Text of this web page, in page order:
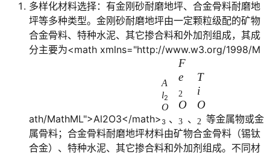
多样化材料选择：有金刚砂耐磨地坪、合金骨料耐磨地
坪等多种类型。金刚砂耐磨地坪由一定颗粒级配的矿物
合金骨料、特种水泥、其它掺合料和外加剂组成，其成
分主要为<math xmlns="http://www.w3.org/1998/M
ath/MathML">Al2O3</math>
A
l2
O
3 、
<
m
a
t
h
x
m
F
e
2
O
3 、
m
a
t
h
x
m
T
i
O
2 等金属物或金
属骨料；合金骨料耐磨地坪材料由矿物合金骨料（锡钛
合金）、特种水泥、其它掺合料和外加剂组成。不同材